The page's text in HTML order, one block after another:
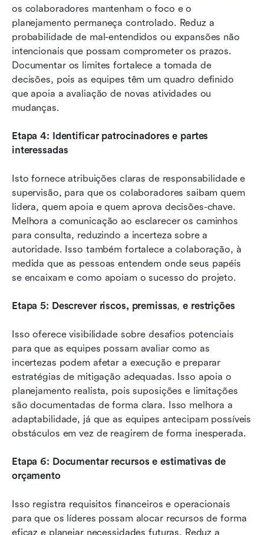
os colaboradores mantenham o foco e o
planejamento permaneça controlado. Reduz a
probabilidade de mal-entendidos ou expansões não
intencionais que possam comprometer os prazos.
Documentar os limites fortalece a tomada de
decisões, pois as equipes têm um quadro definido
que apoia a avaliação de novas atividades ou
mudanças.
Etapa 4: Identificar patrocinadores e partes
interessadas
Isto fornece atribuições claras de responsabilidade e
supervisão, para que os colaboradores saibam quem
lidera, quem apoia e quem aprova decisões-chave.
Melhora a comunicação ao esclarecer os caminhos
para consulta, reduzindo a incerteza sobre a
autoridade. Isso também fortalece a colaboração, à
medida que as pessoas entendem onde seus papéis
se encaixam e como apoiam o sucesso do projeto.
Etapa 5: Descrever riscos, premissas, e restrições
Isso oferece visibilidade sobre desafios potenciais
para que as equipes possam avaliar como as
incertezas podem afetar a execução e preparar
estratégias de mitigação adequadas. Isso apoia o
planejamento realista, pois suposições e limitações
são documentadas de forma clara. Isso melhora a
adaptabilidade, já que as equipes antecipam possíveis
obstáculos em vez de reagirem de forma inesperada.
Etapa 6: Documentar recursos e estimativas de
orçamento
Isso registra requisitos financeiros e operacionais
para que os líderes possam alocar recursos de forma
eficaz e planejar necessidades futuras. Reduz a